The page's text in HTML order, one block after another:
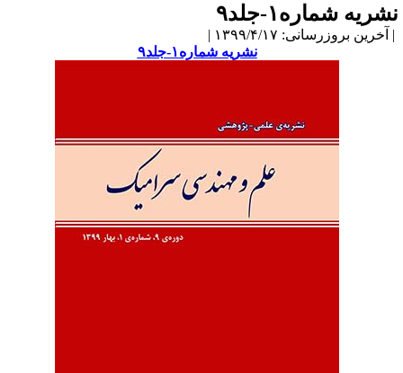
شماره۱-جلد۹
بروزرسانی: ۱۳۹۹/۴/۱۷ |
نشریه شماره۱-جلد۹